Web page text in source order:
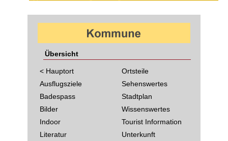
Übersicht
< Hauptort
Ausflugsziele
Badespass
Bilder
Indoor
Literatur
Ortsteile
Sehenswertes
Stadtplan
Wissenswertes
Tourist Information
Unterkunft